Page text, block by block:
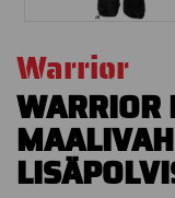
Warrior
WARRIOR